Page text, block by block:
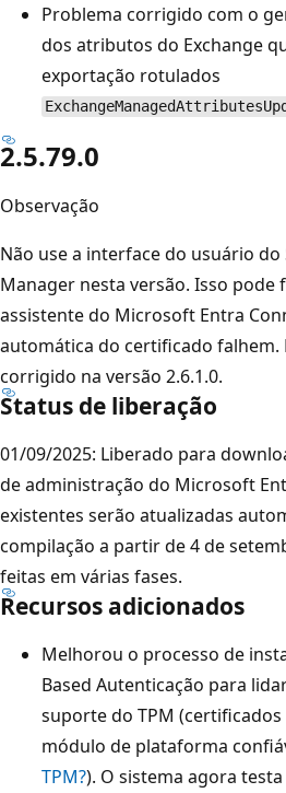
Problema corrigido com o
dos atributos do Exchange
exportação rotulados
2.5.79.0
Observação
Não use a interface do usuário
Manager nesta versão. Isso pode
assistente do Microsoft Entra
automática do certificado falhem.
corrigido na versão 2.6.1.0.
Status de liberação
01/09/2025: Liberado para
de administração do Microsoft
existentes serão atualizadas
compilação a partir de 4 de
feitas em várias fases.
Recursos adicionados
Melhorou o processo de
Based Autenticação para
suporte do TPM
módulo de plataforma
TPM?). O sistema agora